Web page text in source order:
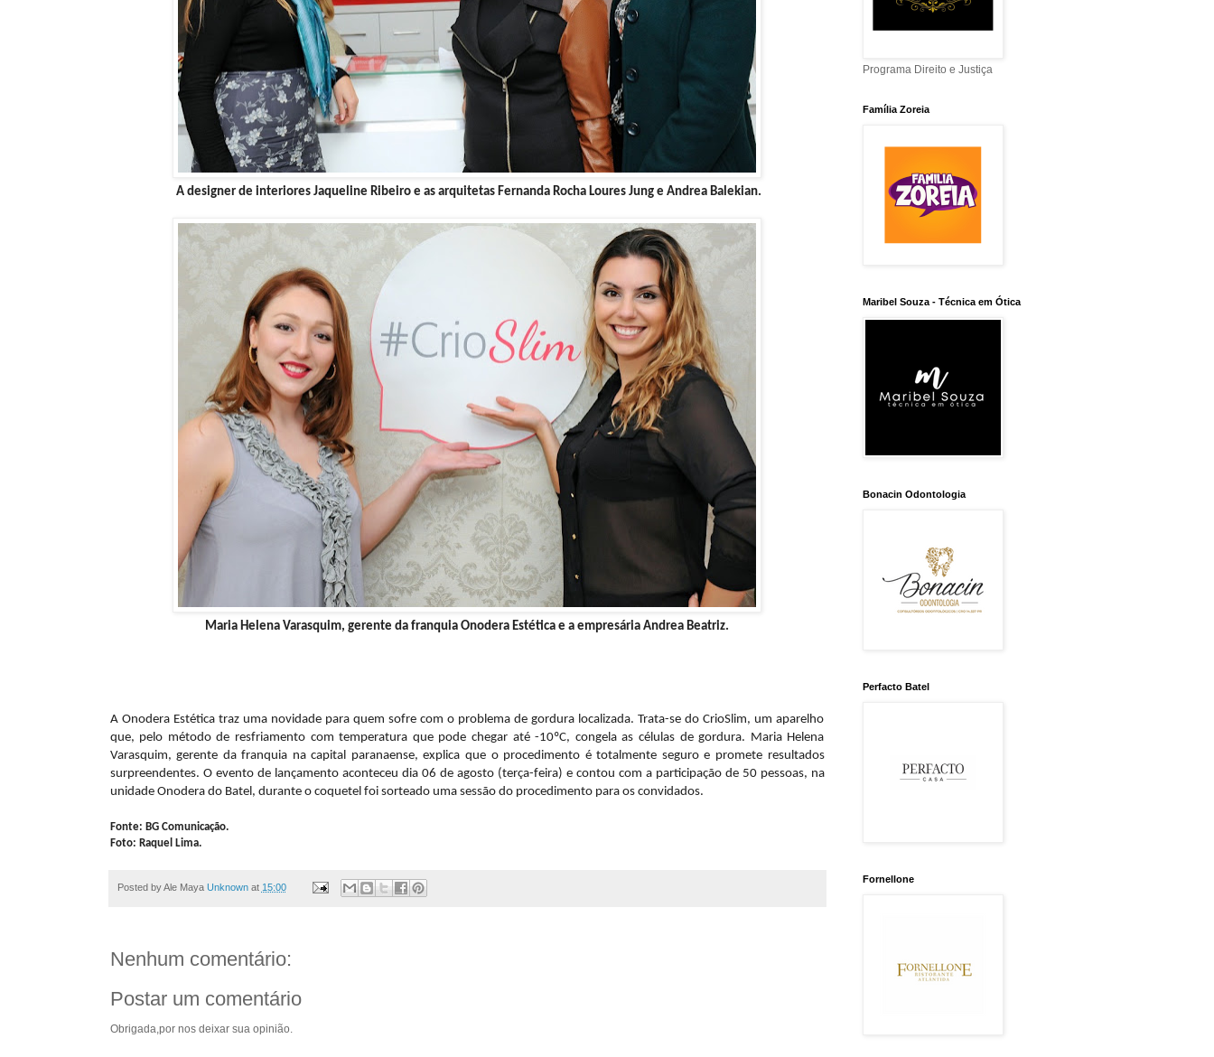
A designer de interiores Jaqueline Ribeiro e as arquitetas Fernanda Rocha Loures Jung e Andrea Balekian.
Maria Helena Varasquim, gerente da franquia Onodera Estética e a empresária Andrea Beatriz.
A Onodera Estética traz uma novidade para quem sofre com o problema de gordura localizada. Trata-se do CrioSlim, um aparelho
que, pelo método de resfriamento com temperatura que pode chegar até -10ºC, congela as células de gordura. Maria Helena
Varasquim, gerente da franquia na capital paranaense, explica que o procedimento é totalmente seguro e promete resultados
surpreendentes. O evento de lançamento aconteceu dia 06 de agosto (terça-feira) e contou com a participação de 50 pessoas, na
unidade Onodera do Batel, durante o coquetel foi sorteado uma sessão do procedimento para os convidados.
Fonte: BG Comunicação.
Foto: Raquel Lima.
Posted by Ale Maya Unknown at 15:00
Nenhum comentário:
Postar um comentário
Obrigada,por nos deixar sua opinião.
Programa Direito e Justiça
Família Zoreia
Maribel Souza - Técnica em Ótica
Bonacin Odontologia
Perfacto Batel
Fornellone